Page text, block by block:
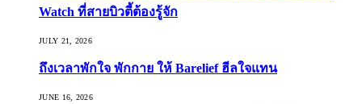
Watch ที่สายบิวตี้ต้องรู้จัก
JULY 21, 2026
ถึงเวลาพักใจ พักกาย ให้ Barelief ฮีลใจแทน
JUNE 16, 2026